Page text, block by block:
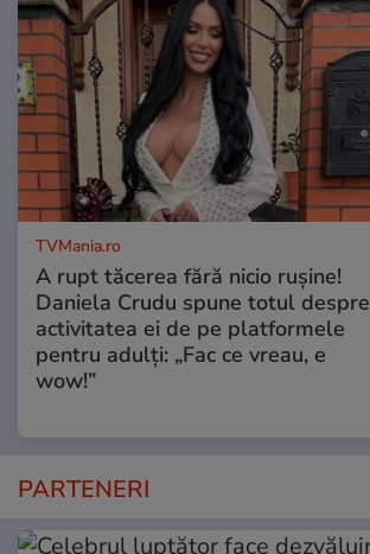
TVMania.ro
A rupt tăcerea fără nicio rușine!
Daniela Crudu spune totul despre
activitatea ei de pe platformele
pentru adulți: „Fac ce vreau, e
wow!”
PARTENERI